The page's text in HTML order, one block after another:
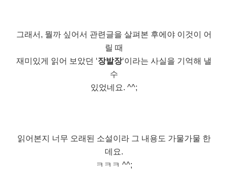
그래서, 뭘까 싶어서 관련글을 살펴본 후에야 이것이 어
릴 때
재미있게 읽어 보았던 ‘장발장‘이라는 사실을 기억해 낼
수
있었네요. ^^;
읽어본지 너무 오래된 소설이라 그 내용도 가물가물 한
데요.
ㅋㅋㅋ ^^;